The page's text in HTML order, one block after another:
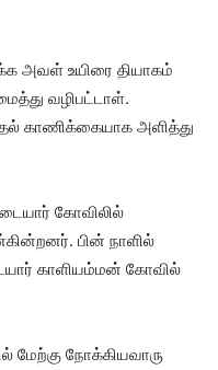
அவள் உயிரை தியாகம்
வழிபட்டாள்.
காணிக்கையாக அளித்து
கோவிலில்
பின் நாளில்
காளியம்மன் கோவில்
மேற்கு நோக்கியவாரு